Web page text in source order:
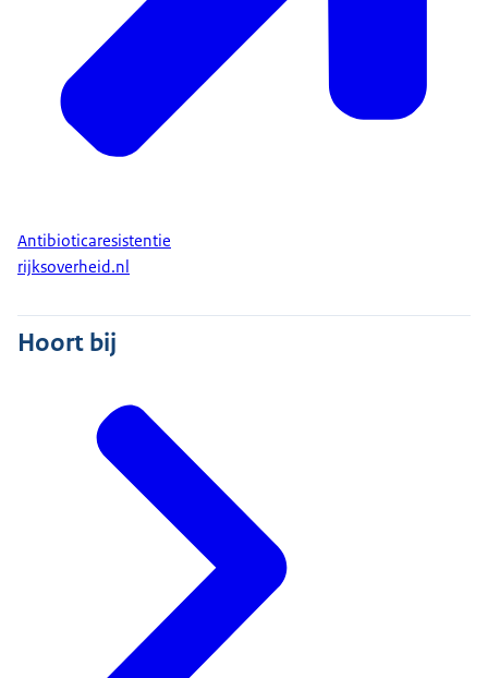
Antibioticaresistentie
rijksoverheid.nl
Hoort bij